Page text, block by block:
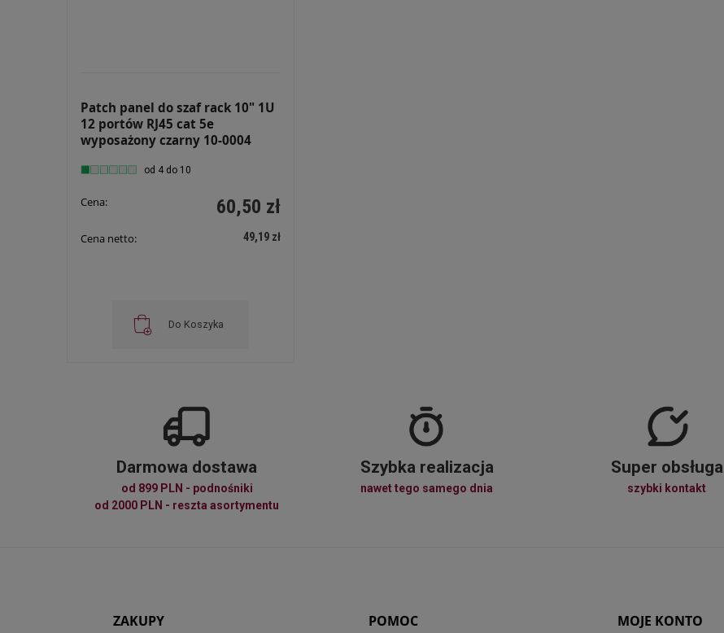
Patch panel do szaf rack 10" 1U
12 portów RJ45 cat 5e
wyposażony czarny 10-0004
od 4 do 10
Cena: 60,50 zł
Cena netto: 49,19 zł
Do Koszyka
Darmowa dostawa
od 899 PLN - podnośniki
od 2000 PLN - reszta asortymentu
Szybka realizacja
nawet tego samego dnia
Super obsługa
szybki kontakt
ZAKUPY POMOC MOJE KONTO